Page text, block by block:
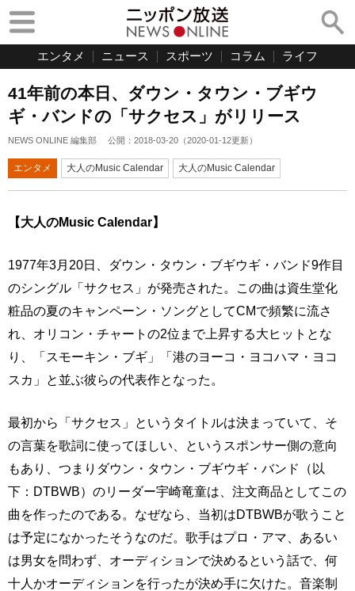
エンタメ ニュース スポーツ コラム ライフ
41年前の本日、ダウン・タウン・ブギウ
ギ・バンドの「サクセス」がリリース
NEWS ONLINE 編集部 公開： 2018-03-20 （2020-01-12更新）
エンタメ 大人のMusic Calendar 大人のMusic Calendar
【大人のMusic Calendar】
1977年3月20日、ダウン・タウン・ブギウギ・バンド9作目
のシングル「サクセス」が発売された。この曲は資生堂化
粧品の夏のキャンペーン・ソングとしてCMで頻繁に流さ
れ、オリコン・チャートの2位まで上昇する大ヒットとな
り、「スモーキン・ブギ」「港のヨーコ・ヨコハマ・ヨコ
スカ」と並ぶ彼らの代表作となった。
最初から「サクセス」というタイトルは決まっていて、そ
の言葉を歌詞に使ってほしい、というスポンサー側の意向
もあり、つまりダウン・タウン・ブギウギ・バンド（以
下：DTBWB）のリーダー宇崎竜童は、注文商品としてこの
曲を作ったのである。なぜなら、当初はDTBWBが歌うこと
は予定になかったそうなのだ。歌手はプロ・アマ、あるい
は男女を問わず、オーディションで決めるという話で、何
十人かオーディションを行ったが決め手に欠けた。音楽制